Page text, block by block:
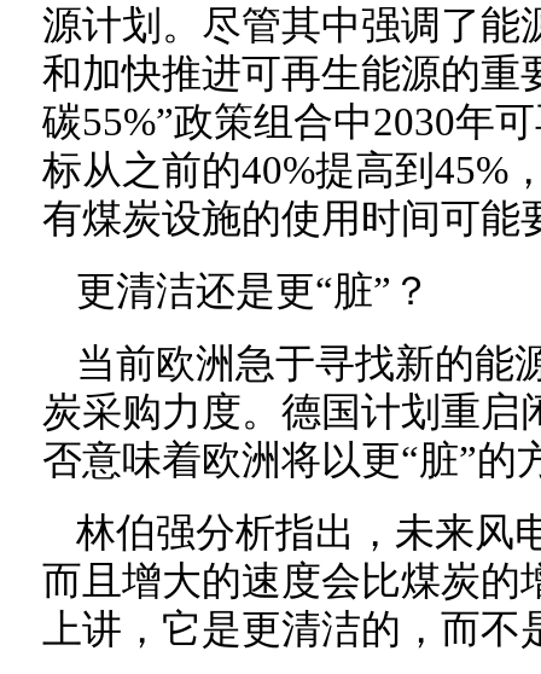
源计划。尽管其中强调了能
和加快推进可再生能源的重
碳55%”政策组合中2030年
标从之前的40%提高到45%
有煤炭设施的使用时间可能
更清洁还是更“脏”？
当前欧洲急于寻找新的能
炭采购力度。德国计划重启
否意味着欧洲将以更“脏”的
林伯强分析指出，未来风
而且增大的速度会比煤炭的
上讲，它是更清洁的，而不